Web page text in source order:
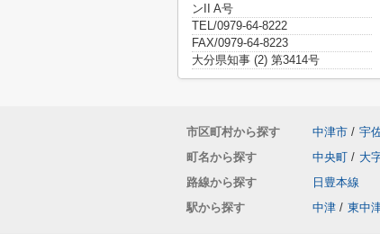
ンII A号
TEL/0979-64-8222
FAX/0979-64-8223
大分県知事 (2) 第3414号
市区町村から探す 中津市 / 宇
町名から探す
中央町 / 大
路線から探す
日豊本線
駅から探す
中津 / 東中